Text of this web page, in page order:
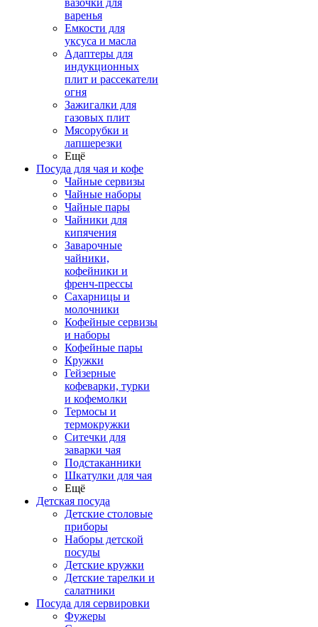
вазочки для
варенья
Емкости для
уксуса и масла
Адаптеры для
индукционных
плит и рассекатели
огня
Зажигалки для
газовых плит
Мясорубки и
лапшерезки
Ещё
Посуда для чая и кофе
Чайные сервизы
Чайные наборы
Чайные пары
Чайники для
кипячения
Заварочные
чайники,
кофейники и
френч-прессы
Сахарницы и
молочники
Кофейные сервизы
и наборы
Кофейные пары
Кружки
Гейзерные
кофеварки, турки
и кофемолки
Термосы и
термокружки
Ситечки для
заварки чая
Подстаканники
Шкатулки для чая
Ещё
Детская посуда
Детские столовые
приборы
Наборы детской
посуды
Детские кружки
Детские тарелки и
салатники
Посуда для сервировки
Фужеры